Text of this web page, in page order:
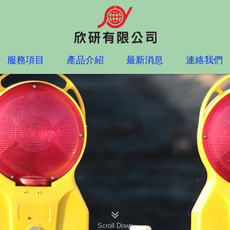
服務項目 產品介紹 最新消息 連絡我們
Scroll Down